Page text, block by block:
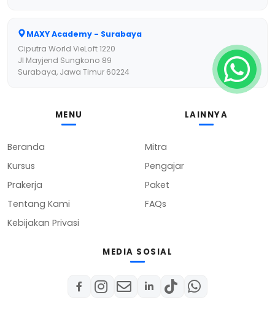
MAXY Academy - Surabaya
Ciputra World VieLoft 1220
Jl Mayjend Sungkono 89
Surabaya, Jawa Timur 60224
MENU
Beranda
Kursus
Prakerja
Tentang Kami
Kebijakan Privasi
LAINNYA
Mitra
Pengajar
Paket
FAQs
MEDIA SOSIAL